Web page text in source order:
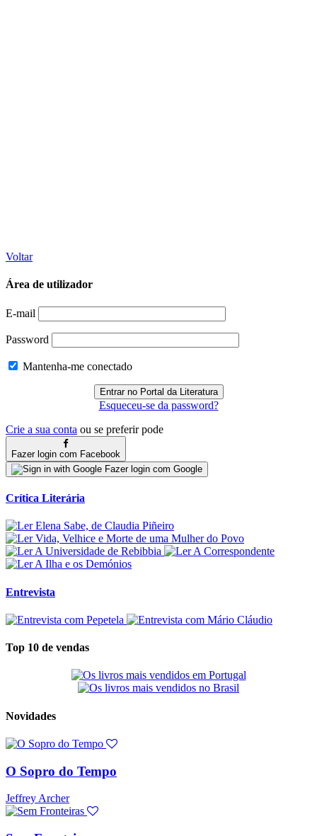
Voltar
Área de utilizador
E-mail
Password
Mantenha-me conectado
Esqueceu-se da password?
Crie a sua conta ou se preferir pode
Fazer login com Facebook
Fazer login com Google
Crítica Literária
Entrevista
Top 10 de vendas
Novidades
O Sopro do Tempo
Jeffrey Archer